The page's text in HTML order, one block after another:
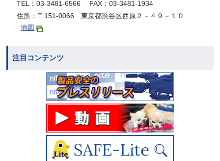
TEL：03-3481-6566 FAX：03-3481-1934
住所：〒151-0066 東京都渋谷区西原２－４９－１０
地図
注目コンテンツ